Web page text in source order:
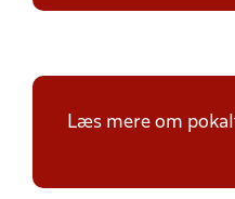
Læs mere om